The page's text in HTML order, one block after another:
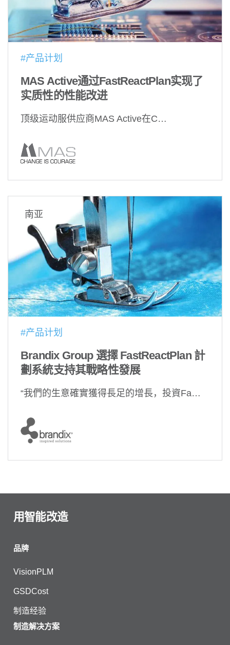
#产品计划
MAS Active通过FastReactPlan实现了
实质性的性能改进
顶级运动服供应商MAS Active在C…
南亚
#产品计划
Brandix Group 選擇 FastReactPlan 計
劃系統支持其戰略性發展
“我們的生意確實獲得長足的增長，投資Fa…
用智能改造
品牌
VisionPLM
GSDCost
制造经验
制造解决方案